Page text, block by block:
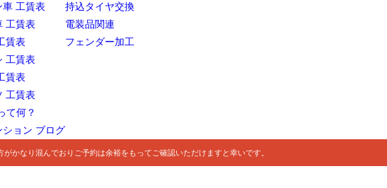
車 工賃表
工賃表
賃表
工賃表
賃表
工賃表
て何？
ション ブログ
持込タイヤ交換
電装品関連
フェンダー加工
がかなり混んでおりご予約は余裕をもってご確認いただけますと幸いです。